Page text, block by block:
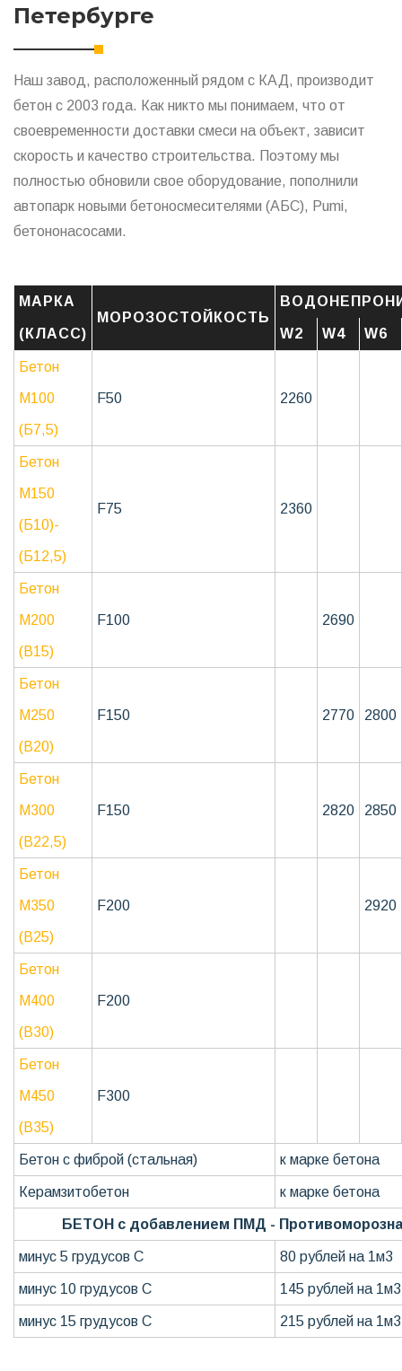
Петербурге
Наш завод, расположенный рядом с КАД, производит
бетон с 2003 года. Как никто мы понимаем, что от
своевременности доставки смеси на объект, зависит
скорость и качество строительства. Поэтому мы
полностью обновили свое оборудование, пополнили
автопарк новыми бетоносмесителями (АБС), Pumi,
бетононасосами.
МАРКА
(КЛАСС)
МОРОЗОСТОЙКОСТЬ
W2 W4 W6
Бетон
М100
(Б7,5)
F50 2260
Бетон
М150
(Б10)-
(Б12,5)
F75 2360
Бетон
М200
(B15)
F100 2690
Бетон
М250
(В20)
F150 2770 2800
Бетон
М300
(В22,5)
F150 2820 2850
Бетон
М350
(В25)
F200 2920
Бетон
М400
(В30)
F200
Бетон
М450
(В35)
F300
Бетон с фиброй (стальная) к марке бетона
Керамзитобетон к марке бетона
БЕТОН с добавлением ПМД -
минус 5 грудусов С 80 рублей на 1м3
минус 10 грудусов С 145 рублей на 1м3
минус 15 грудусов С 215 рублей на 1м3